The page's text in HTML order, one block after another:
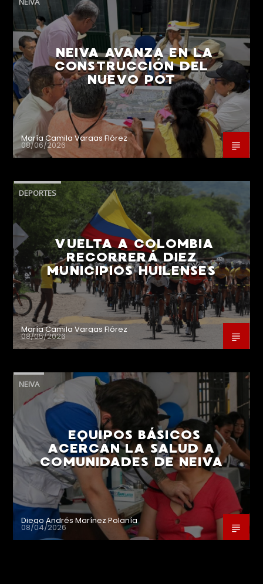
NEIVA AVANZA EN LA
CONSTRUCCIÓN DEL
NUEVO POT
María Camila Vargas Flórez
08/06/2026
DEPORTES
VUELTA A COLOMBIA
RECORRERÁ DIEZ
MUNICIPIOS HUILENSES
María Camila Vargas Flórez
08/05/2026
NEIVA
EQUIPOS BÁSICOS
ACERCAN LA SALUD A
COMUNIDADES DE NEIVA
Diego Andrés Marínez Polanía
08/04/2026